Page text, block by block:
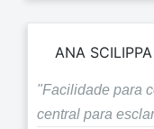
ANA
"Facilidade para
central para